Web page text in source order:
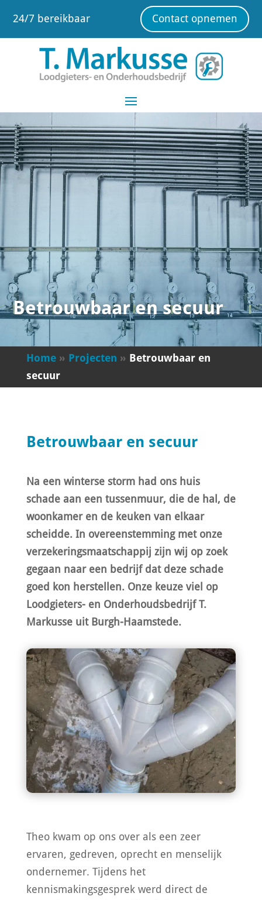
24/7 bereikbaar Contact opnemen
Betrouwbaar en secuur
Home» Projecten » Betrouwbaar en
secuur
Betrouwbaar en secuur
Na een winterse storm had ons huis
schade aan een tussenmuur, die de hal, de
woonkamer en de keuken van elkaar
scheidde. In overeenstemming met onze
verzekeringsmaatschappij zijn wij op zoek
gegaan naar een bedrijf dat deze schade
goed kon herstellen. Onze keuze viel op
Loodgieters- en Onderhoudsbedrijf T.
Markusse uit Burgh-Haamstede.
Theo kwam op ons over als een zeer
ervaren, gedreven, oprecht en menselijk
ondernemer. Tijdens het
kennismakingsgesprek werd direct de